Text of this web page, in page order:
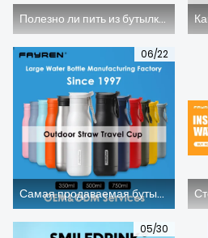
СВЯЖИТЕСЬ С НАМИ
О НАС
Полезно ли пить из бутылки из нержавеющей стали?
06/22
Самая продаваемая бутылка для воды Фэйрен из нержавеющей стали.
05/30